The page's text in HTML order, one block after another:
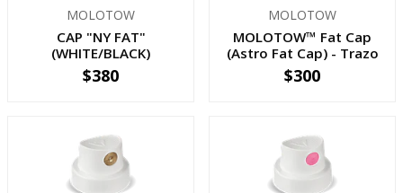
MOLOTOW
CAP "NY FAT"
(WHITE/BLACK)
+
$380
MOLOTOW
MOLOTOW™ Fat Cap
(Astro Fat Cap) - Trazo
amplio
+
$300